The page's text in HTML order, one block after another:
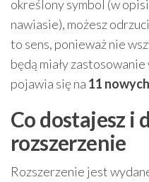
określony symbol (w
nawiasie), możesz
to sens, ponieważ nie
będą miały
pojawia się na 11
Co dostajesz i
rozszerzenie
Rozszerzenie jest